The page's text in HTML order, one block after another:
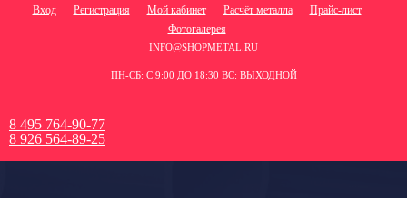
Вход Регистрация Мой кабинет Расчёт металла
Прайс-лист
Фотогалерея
INFO@SHOPMETAL.RU
ПН-СБ: С 9:00 ДО 18:30 ВС: ВЫХОДНОЙ
8 495 764-90-77
8 926 564-89-25